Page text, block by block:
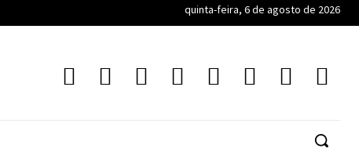
quinta-feira, 6 de agosto de 2026